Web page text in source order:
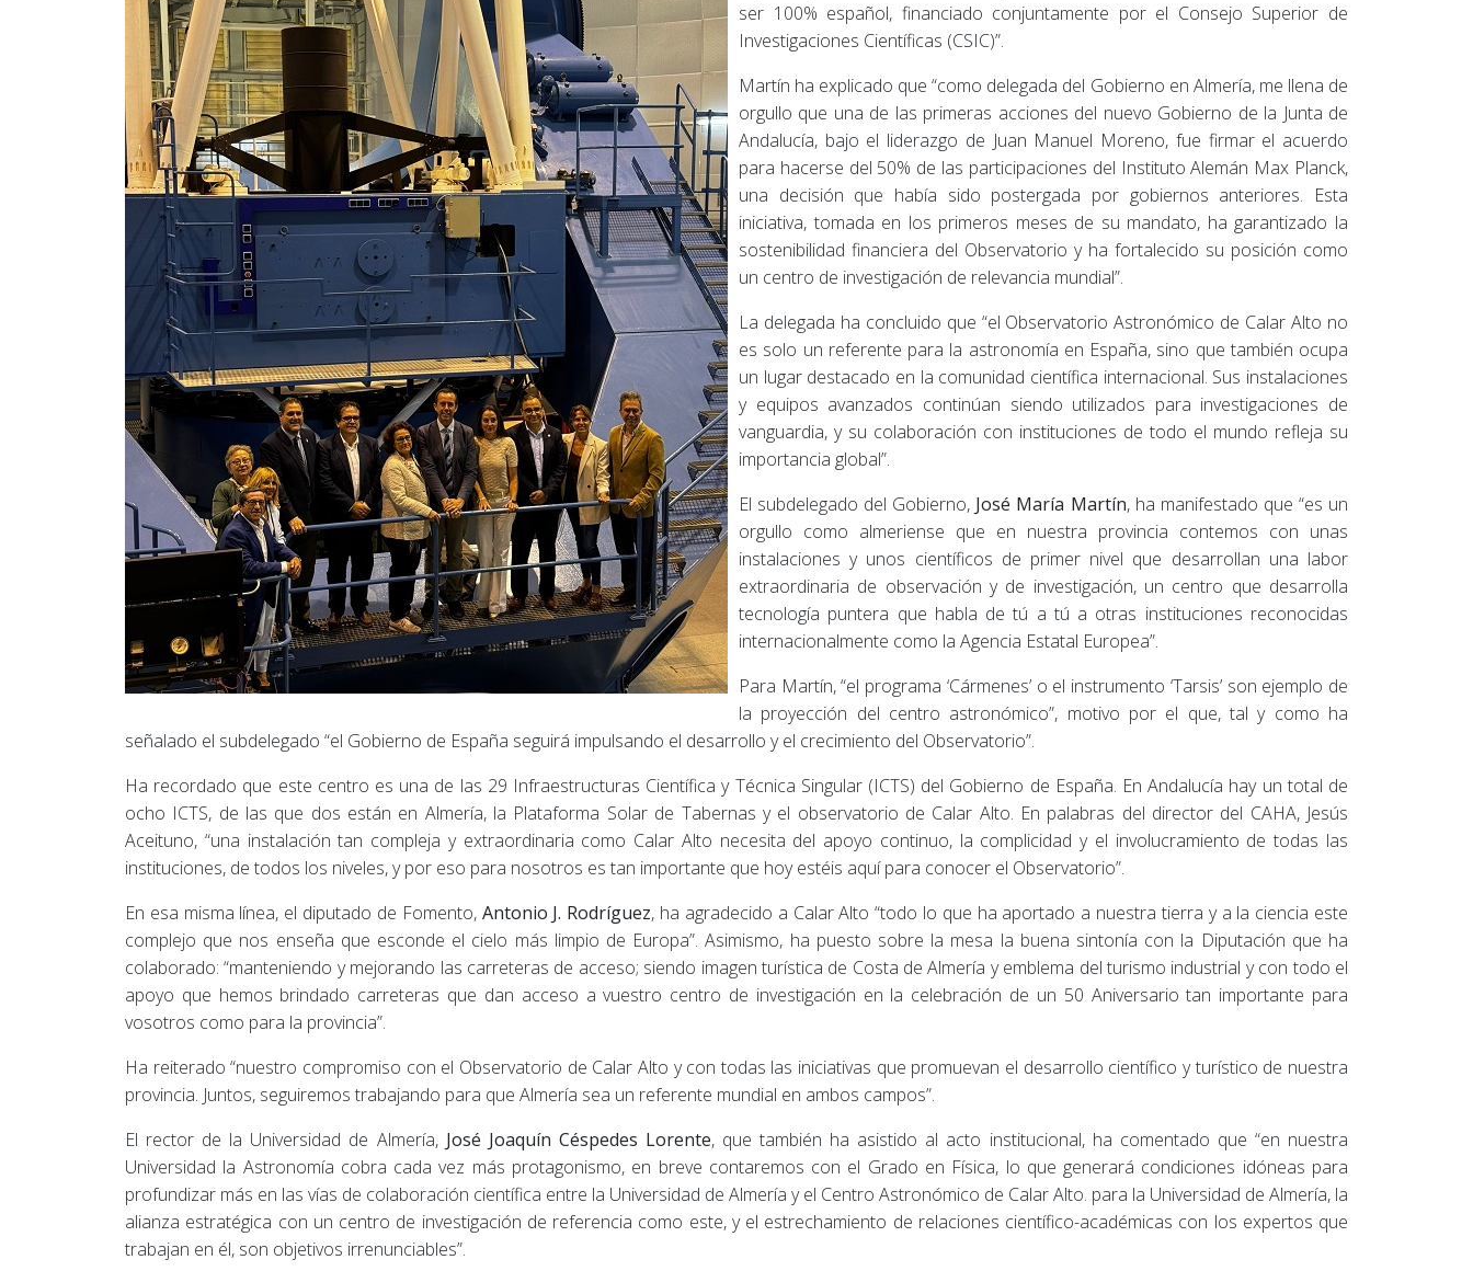
ser 100% español, financiado conjuntamente por el Consejo Superior de
Investigaciones Científicas (CSIC)”.
Martín ha explicado que “como delegada del Gobierno en Almería, me llena de
orgullo que una de las primeras acciones del nuevo Gobierno de la Junta de
Andalucía, bajo el liderazgo de Juan Manuel Moreno, fue firmar el acuerdo
para hacerse del 50% de las participaciones del Instituto Alemán Max Planck,
una decisión que había sido postergada por gobiernos anteriores. Esta
iniciativa, tomada en los primeros meses de su mandato, ha garantizado la
sostenibilidad financiera del Observatorio y ha fortalecido su posición como
un centro de investigación de relevancia mundial”.
La delegada ha concluido que “el Observatorio Astronómico de Calar Alto no
es solo un referente para la astronomía en España, sino que también ocupa
un lugar destacado en la comunidad científica internacional. Sus instalaciones
y equipos avanzados continúan siendo utilizados para investigaciones de
vanguardia, y su colaboración con instituciones de todo el mundo refleja su
importancia global”.
El subdelegado del Gobierno, José María Martín, ha manifestado que “es un
orgullo como almeriense que en nuestra provincia contemos con unas
instalaciones y unos científicos de primer nivel que desarrollan una labor
extraordinaria de observación y de investigación, un centro que desarrolla
tecnología puntera que habla de tú a tú a otras instituciones reconocidas
internacionalmente como la Agencia Estatal Europea”.
Para Martín, “el programa ‘Cármenes’ o el instrumento ‘Tarsis’ son ejemplo de
la proyección del centro astronómico”, motivo por el que, tal y como ha
señalado el subdelegado “el Gobierno de España seguirá impulsando el desarrollo y el crecimiento del Observatorio”.
Ha recordado que este centro es una de las 29 Infraestructuras Científica y Técnica Singular (ICTS) del Gobierno de España. En Andalucía hay un total de
ocho ICTS, de las que dos están en Almería, la Plataforma Solar de Tabernas y el observatorio de Calar Alto. En palabras del director del CAHA, Jesús
Aceituno, “una instalación tan compleja y extraordinaria como Calar Alto necesita del apoyo continuo, la complicidad y el involucramiento de todas las
instituciones, de todos los niveles, y por eso para nosotros es tan importante que hoy estéis aquí para conocer el Observatorio”.
En esa misma línea, el diputado de Fomento, Antonio J. Rodríguez, ha agradecido a Calar Alto “todo lo que ha aportado a nuestra tierra y a la ciencia este
complejo que nos enseña que esconde el cielo más limpio de Europa”. Asimismo, ha puesto sobre la mesa la buena sintonía con la Diputación que ha
colaborado: “manteniendo y mejorando las carreteras de acceso; siendo imagen turística de Costa de Almería y emblema del turismo industrial y con todo el
apoyo que hemos brindado carreteras que dan acceso a vuestro centro de investigación en la celebración de un 50 Aniversario tan importante para
vosotros como para la provincia”.
Ha reiterado “nuestro compromiso con el Observatorio de Calar Alto y con todas las iniciativas que promuevan el desarrollo científico y turístico de nuestra
provincia. Juntos, seguiremos trabajando para que Almería sea un referente mundial en ambos campos”.
El rector de la Universidad de Almería, José Joaquín Céspedes Lorente, que también ha asistido al acto institucional, ha comentado que “en nuestra
Universidad la Astronomía cobra cada vez más protagonismo, en breve contaremos con el Grado en Física, lo que generará condiciones idóneas para
profundizar más en las vías de colaboración científica entre la Universidad de Almería y el Centro Astronómico de Calar Alto. para la Universidad de Almería, la
alianza estratégica con un centro de investigación de referencia como este, y el estrechamiento de relaciones científico-académicas con los expertos que
trabajan en él, son objetivos irrenunciables”.